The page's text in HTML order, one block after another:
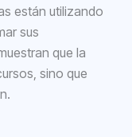
están utilizando
sus
que la
sino que